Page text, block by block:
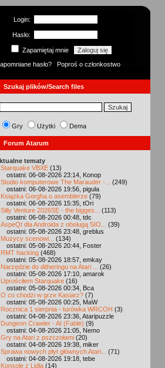
Login:
Hasło:
Zapamiętaj mnie
hasło?
Poproś o członkostwo
Szukaj plików/Search files
Gry Użytki Dema
Forum Atarum
tematy
Starquake VBXE (13)
ostatni: 06-08-2026 23:14, Konop
Studio komputerowe The Marauder -...
(249)
ostatni: 06-08-2026 19:56, pigula
Książka Gorgha o asemblerze (79)
ostatni: 06-08-2026 15:35, tOri
Silly Venture 2026SE - the bigges...
(113)
ostatni: 06-08-2026 00:48, tdc
AspeQt dla Androida z obsługą SIO...
(39)
ostatni: 05-08-2026 23:48, greblus
Muzycy scenowi...
(134)
ostatni: 05-08-2026 20:44, Foster
RMT hacking (468)
ostatni: 05-08-2026 18:57, emkay
Narzędzie do ditheringu na Atari ...
(26)
ostatni: 05-08-2026 17:10, amarok
Uprościłem Starquake (16)
ostatni: 05-08-2026 00:34, Bca
O co chodzi w grze Kasiarz? (7)
ostatni: 05-08-2026 00:25, MaW
Rocznica 1 sierpnia - turówka WRCOH (3)
ostatni: 04-08-2026 23:36, Ataripuzzle
Dungeon Crawler - AI (Fable) (9)
ostatni: 04-08-2026 21:05, Nemo
Gry na Atari z pszczołami (20)
ostatni: 04-08-2026 19:38, miker
Sprawa nowych płyt głównych Atari...
(71)
ostatni: 04-08-2026 19:18, tebe
Konsole z Lidla (14)